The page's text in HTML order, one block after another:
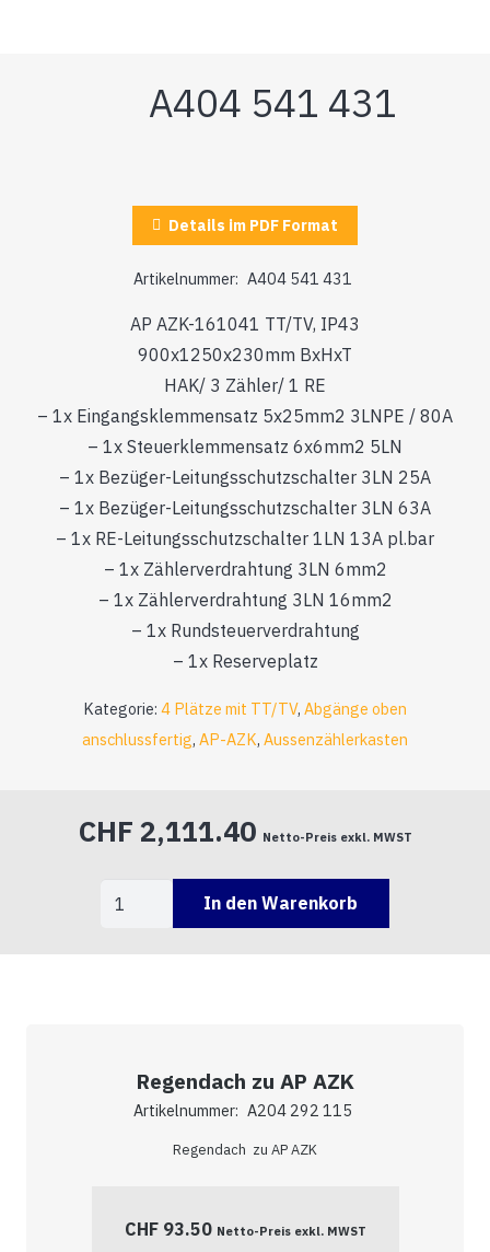
A404 541 431
Details im PDF Format
Artikelnummer: A404 541 431
AP AZK-161041 TT/TV, IP43
900x1250x230mm BxHxT
HAK/ 3 Zähler/ 1 RE
– 1x Eingangsklemmensatz 5x25mm2 3LNPE / 80A
– 1x Steuerklemmensatz 6x6mm2 5LN
– 1x Bezüger-Leitungsschutzschalter 3LN 25A
– 1x Bezüger-Leitungsschutzschalter 3LN 63A
– 1x RE-Leitungsschutzschalter 1LN 13A pl.bar
– 1x Zählerverdrahtung 3LN 6mm2
– 1x Zählerverdrahtung 3LN 16mm2
– 1x Rundsteuerverdrahtung
– 1x Reserveplatz
Kategorie: 4 Plätze mit TT/TV, Abgänge oben
anschlussfertig, AP-AZK, Aussenzählerkasten
CHF 2,111.40 Netto-Preis exkl. MWST
A404
In den Warenkorb
Regendach zu AP AZK
Artikelnummer: A204 292 115
Regendach zu AP AZK
CHF93.50 Netto-Preis exkl. MWST